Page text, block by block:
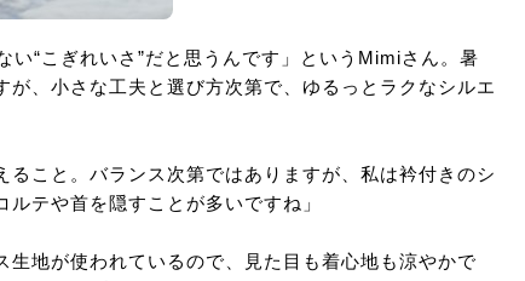
い“こぎれいさ”だと思うんです」というMimiさん。暑
、小さな工夫と選び方次第で、ゆるっとラクなシルエ
ること。バランス次第ではありますが、私は衿付きのシ
テや首を隠すことが多いですね」
地が使われているので、見た目も着心地も涼やかで